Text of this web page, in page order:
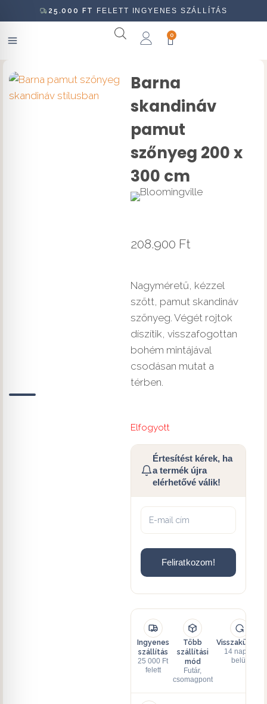
25.000 FT FELETT INGYENES SZÁLLÍTÁS
0
Barna
skandináv
pamut
szőnyeg 200 x
300 cm
208.900 Ft
Nagyméretű, kézzel
szőtt, pamut skandináv
szőnyeg. Végét rojtok
díszítik, visszafogottan
bohém mintájával
csodásan mutat a
térben.
Elfogyott
Értesítést kérek, ha
a termék újra
elérhetővé válik!
Feliratkozom!
Ingyenes
szállítás
25 000 Ft
felett
Több
szállítási
mód
Futár,
csomagpont
Visszaküldés
14 napon
belül